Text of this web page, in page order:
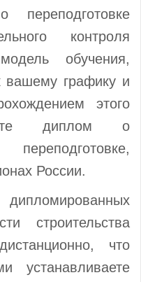
контроля
обучения,
вашему графику и
этого
диплом о
России.
дипломированных
строительства
что
устанавливаете